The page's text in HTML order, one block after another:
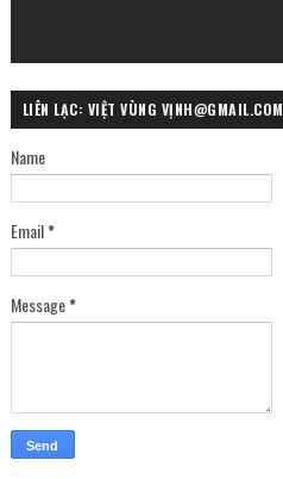
LIÊN LẠC: VIỆT VÙNG VỊNH@GMAIL.COM
Name
Email*
Message*